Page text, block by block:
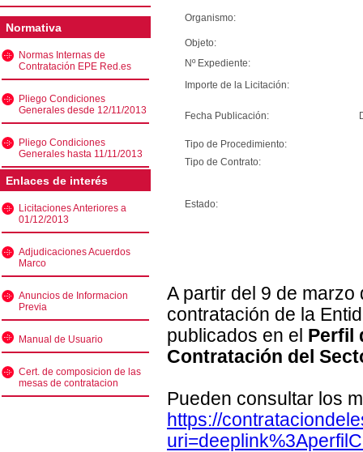
Normativa
Normas Internas de
Contratación EPE Red.es
Pliego Condiciones
Generales desde 12/11/2013
Pliego Condiciones
Generales hasta 11/11/2013
Enlaces de interés
Licitaciones Anteriores a
01/12/2013
Adjudicaciones Acuerdos
Marco
Anuncios de Informacion
Previa
Manual de Usuario
Cert. de composicion de las
mesas de contratacion
Organismo:
Objeto:
Nº Expediente:
Importe de la Licitación:
Fecha Publicación:
Tipo de Procedimiento:
Tipo de Contrato:
Estado:
A partir del 9 de
contratación de la
publicados en el Perfil
Contratación del
Pueden consultar los
https://